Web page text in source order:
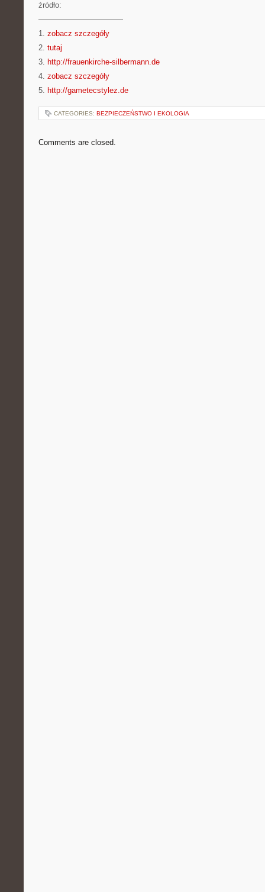
źródło:
———————————
1. zobacz szczegóły
2. tutaj
3. http://frauenkirche-silbermann.de
4. zobacz szczegóły
5. http://gametecstylez.de
CATEGORIES: BEZPIECZEŃSTWO I EKOLOGIA
Comments are closed.